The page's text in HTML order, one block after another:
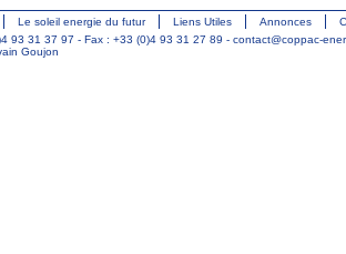
Le soleil energie du futur Liens Utiles Annonces
93 31 37 97 - Fax : +33 (0)4 93 31 27 89 - contact@coppac-
Goujon